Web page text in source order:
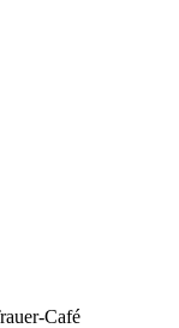
Café